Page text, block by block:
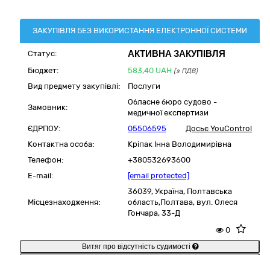
ЗАКУПІВЛЯ БЕЗ ВИКОРИСТАННЯ ЕЛЕКТРОННОЇ СИСТЕМИ
Статус: АКТИВНА ЗАКУПІВЛЯ
Бюджет: 583,40 UAH (з ПДВ)
Вид предмету закупівлі: Послуги
Замовник:
Обласне бюро судово -
медичної експертизи
ЄДРПОУ:
05506595
Досьє YouControl
Контактна особа:
Кріпак Інна Володимирівна
Телефон:
+380532693600
E-mail:
[email protected]
Місцезнаходження:
36039, Україна, Полтавська
область,Полтава, вул. Олеся
Гончара, 33-Д
0
Витяг про відсутність судимості